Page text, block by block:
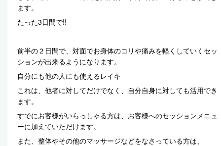
ます。
たった3日間で!!
前半の２日間で、対面でお身体のコリや痛みを軽くしていくセッ
ションが出来るようになります。
自分にも他の人にも使えるレイキ
これは、他者に対してだけでなく、自分自身に対しても活用でき
ます。
すでにお客様がいらっしゃる方は、お客様へのセッションメニュ
ーに加えていただけます。
また、整体やその他のマッサージなどをなさっている方は、